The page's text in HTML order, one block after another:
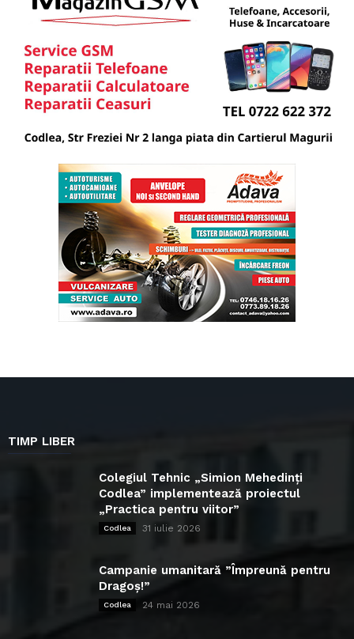
TIMP LIBER
Colegiul Tehnic „Simion Mehedinți
Codlea” implementează proiectul
„Practica pentru viitor”
Codlea 31 iulie 2026
Campanie umanitară ”Împreună pentru
Dragoș!”
Codlea 24 mai 2026